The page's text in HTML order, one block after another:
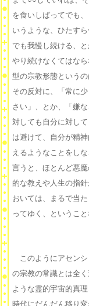
を食いしばってでも
いうような、ひたす
でも我慢し続ける、
やり続けなくてはな
型の宗教形態という
その反対に、「常に
さい」、とか、「嫌
対しても自分に対し
は避けて、自分が精
えるようなことをし
言うと、ほとんど悪
的な教えや人生の指
おいては、まるで当
ってゆく、ということ
このようにアセンシ
の宗教の常識とは全
ような霊的宇宙的真
時代にだんだん移り